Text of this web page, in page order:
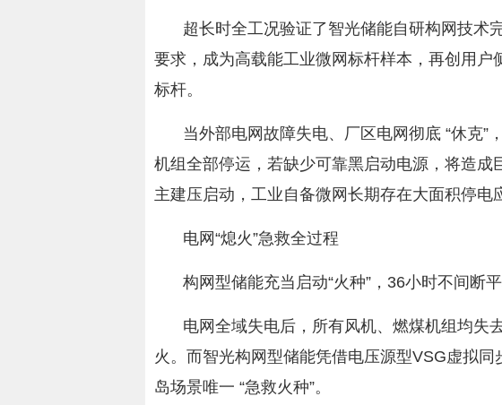
超长时全工况验证了智光储能自研构网技术
要求，成为高载能工业微网标杆样本，再创用
标杆。
当外部电网故障失电、厂区电网彻底 “休克”
机组全部停运，若缺少可靠黑启动电源，将造成
主建压启动，工业自备微网长期存在大面积停电
电网“熄火”急救全过程
构网型储能充当启动“火种”，36小时不间断
电网全域失电后，所有风机、燃煤机组均失
火。而智光构网型储能凭借电压源型VSG虚拟
岛场景唯一 “急救火种”。